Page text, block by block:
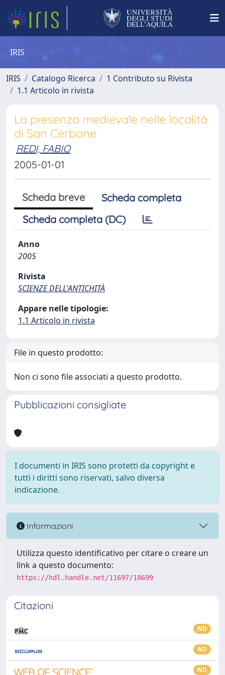
IRIS
IRIS Catalogo Ricerca
1 Contributo su Rivista
1.1 Articolo in rivista
La presenza medievale nelle località
di San Cerbone
REDI, FABIO
2005-01-01
Scheda breve
Scheda completa
Scheda completa (DC)
Anno
2005
Rivista
SCIENZE DELL'ANTICHITÀ
Appare nelle tipologie:
1.1 Articolo in rivista
File in questo prodotto:
Non ci sono file associati a questo prodotto.
Pubblicazioni consigliate
I documenti in IRIS sono protetti da copyright e
tutti i diritti sono riservati, salvo diversa
indicazione.
Informazioni
Utilizza questo identificativo per citare o creare un
link a questo documento:
https://hdl.handle.net/11697/18699
Citazioni
ND
ND
ND